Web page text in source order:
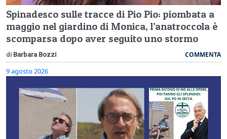
Spinadesco sulle tracce di Pio Pio: piombata a
maggio nel giardino di Monica, l’anatroccola è
scomparsa dopo aver seguito uno stormo
di Barbara Bozzi COMMENTA
9 agosto 2026